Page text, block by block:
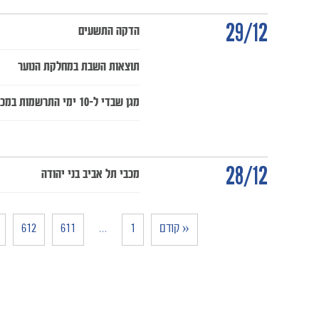
29/12 הדקה התשעים
תוצאות השבת במחלקת הנוער
מגן שבדי ל-10 ימי התרשמות במכבי
28/12 מכבי תל אביב בני יהודה
« קודם 1
…
611
612